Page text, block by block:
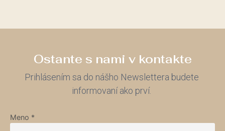
Ostante s nami v kontakte
Prihlásením sa do nášho Newslettera budete
informovaní ako prví.
Meno *